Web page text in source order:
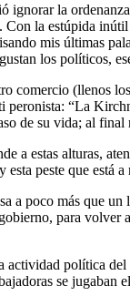
la
la estúpida
mis últimas
los políticos,
comercio (llenos
“La
de su vida; al
a estas alturas,
peste que
a poco más que
para
política
se